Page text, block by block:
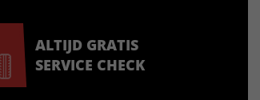
ALTIJD GRATIS
SERVICE CHECK